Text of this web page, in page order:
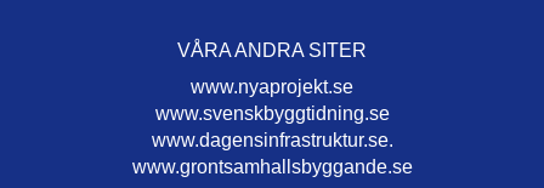
VÅRA ANDRA SITER
www.nyaprojekt.se
www.svenskbyggtidning.se
www.dagensinfrastruktur.se.
www.grontsamhallsbyggande.se